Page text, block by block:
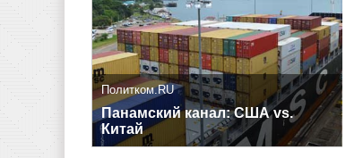
Политком.RU
Панамский канал: США vs.
Китай